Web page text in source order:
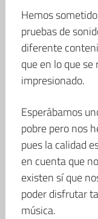
Hemos
pruebas de
diferente
que en lo que
impresionado.
Esperábamos
pobre pero nos
pues la calidad
en cuenta que
existen sí que
poder disfrutar
música.